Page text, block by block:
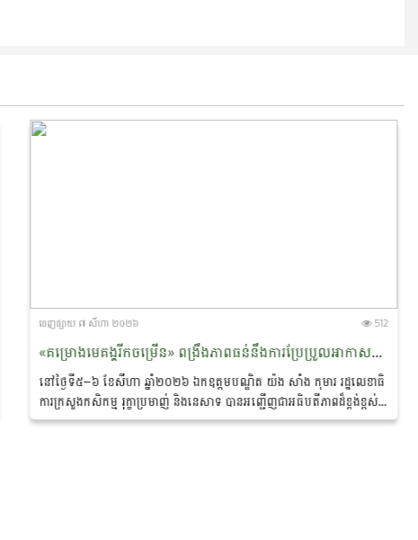
ចេញ​ផ្សាយ​ ៧ សីហា ២០២៦ 512
«គម្រោងមេគង្គរីកចម្រើន» ពង្រឹងភាពធន់នឹងការប្រែប្រួល​អាកាស​​ធាតុ និងលើកកម្ពស់ជីវភាពសហគមន៍ជនជាតិភាគតិច នៅខេត្តរតនគិរី និងមណ្ឌលគិរី
នៅថ្ងៃទី៥–៦ ខែសីហា ឆ្នាំ២០២៦ ឯកឧត្ដមបណ្ឌិត យ៉ង សាំង កុមារ រដ្ឋលេខាធិ
ការក្រសួងកសិកម្ម រុក្ខាប្រមាញ់ និងនេសាទ បាន​អញ្ជើញជាអធិបតីភាពដ៏ខ្ពង់ខ្ពស់
ក្នុង «សិក្ខាសាលាឆ្លុះ​បញ្ចាំង​ការ​សហការគ្នារវាងមន្ត្រីកសិកម្មឃុំ...